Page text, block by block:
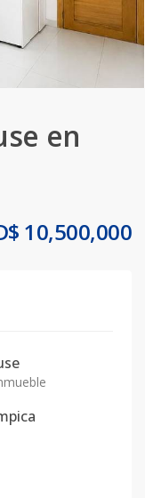
en
10,500,000